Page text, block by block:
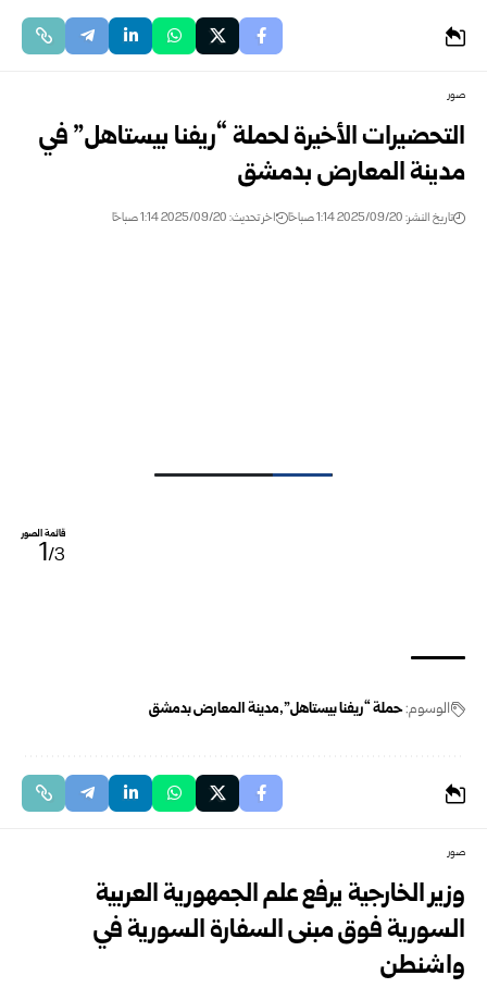
صور
التحضيرات الأخيرة لحملة “ريفنا بيستاهل” في
مدينة المعارض بدمشق
تاريخ النشر: 2025/09/20 1:14 صباحًا اخر تحديث: 2025/09/20 1:14 صباحًا
قائمة الصور
1/3
الوسوم:حملة “ريفنا بيستاهل” مدينة المعارض بدمشق
صور
وزير الخارجية يرفع علم الجمهورية العربية
السورية فوق مبنى السفارة السورية في
واشنطن